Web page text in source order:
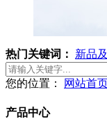
热门关键词： 新品
您的位置： 网站首
产品中心